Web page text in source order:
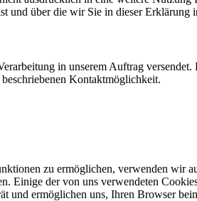
und über die wir Sie in dieser Erklärung
in unserem Auftrag
Kontaktmöglichkeit.
zu ermöglichen, verwenden wir
Einige der von uns verwendeten
ermöglichen uns, Ihren Browser